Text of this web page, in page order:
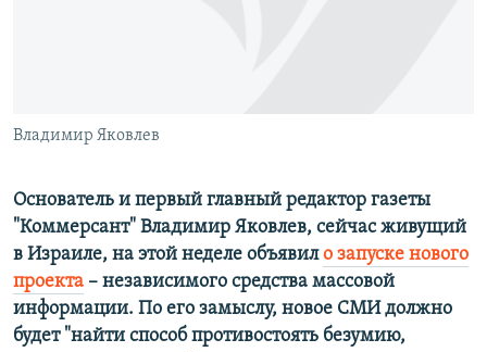
УКРАИНСКАЯ ПРОБЛЕМА КРЫМА
Владимир Яковлев
Основатель и первый главный редактор газеты
"Коммерсант" Владимир Яковлев, сейчас живущий
в Израиле, на этой неделе объявило запуске нового
проекта – независимого средства массовой
информации. По его замыслу, новое СМИ должно
будет "найти способ противостоять безумию,